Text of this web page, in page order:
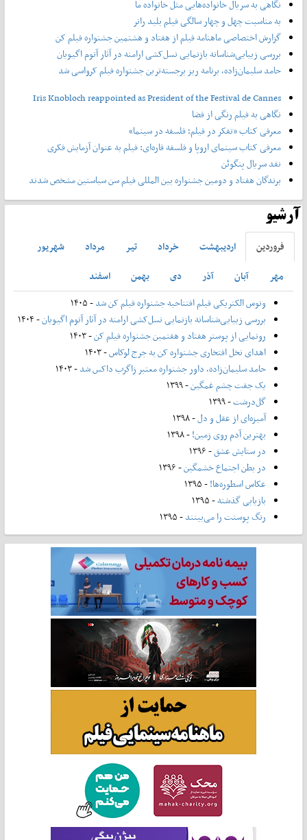
نگاهی به سریال خانواده‌هایی مثل خانواده ما
به مناسبت چهل و چهار سالگی فیلم بلید رانر
گزارش اختصاصی ماهنامه فیلم از هفتاد و هشتمین جشنواره فیلم کن
بررسی زیبایی‌شناسانه بازنمایی نسل‌کشی ارامنه در آثار آتوم اگیویان
حامد سلیمان‌زاده، برنامه ریز برجسته‌ترین جشنواره فیلم کرواسی شد
Iris Knobloch reappointed as President of the Festival de Cannes
نگاهی به فیلم رنگی از فضا
معرفی کتاب «تفکر در فیلم؛ فلسفه در سینما»
معرفی کتاب سینمای اروپا و فلسفه قاره‌ای: فیلم به عنوان آزمایش فکری
نقد سریال پنگوئن
برندگان هفتاد و دومین جشنواره بین المللی فیلم سن سباستین مشخص شدند
آرشیو
فروردين ارديبهشت خرداد تير مرداد
شهريور
مهر
آبان آذر دی بهمن
اسفند
ونوس الکتریکی فیلم افتتاحیه جشنواره فیلم کن شد- ۱۴۰۵
بررسی زیبایی‌شناسانه بازنمایی نسل‌کشی ارامنه در آثار آتوم اگیویان- ۱۴۰۴
رونمایی از پوستر هفتاد و هفتمین جشنواره فیلم کن- ۱۴۰۳
اهدای نخل افتخاری جشنواره کن به جرج لوکاس- ۱۴۰۳
حامد سلیمان‌زاده، داور جشنواره معتبر زاگرب داکس شد- ۱۴۰۳
یک جفت چشم غمگین- ۱۳۹۹
گل‌درشت- ۱۳۹۹
آمیزه‌ای از عقل و دل- ۱۳۹۸
بهترین آدم روی زمین!- ۱۳۹۸
در ستایش عشق- ۱۳۹۶
در بطن اجتماع خشمگین- ۱۳۹۶
عکاس اسطوره‌ها!- ۱۳۹۵
بازیابی گذشته- ۱۳۹۵
رنگ پوستت را می‌بینند- ۱۳۹۵